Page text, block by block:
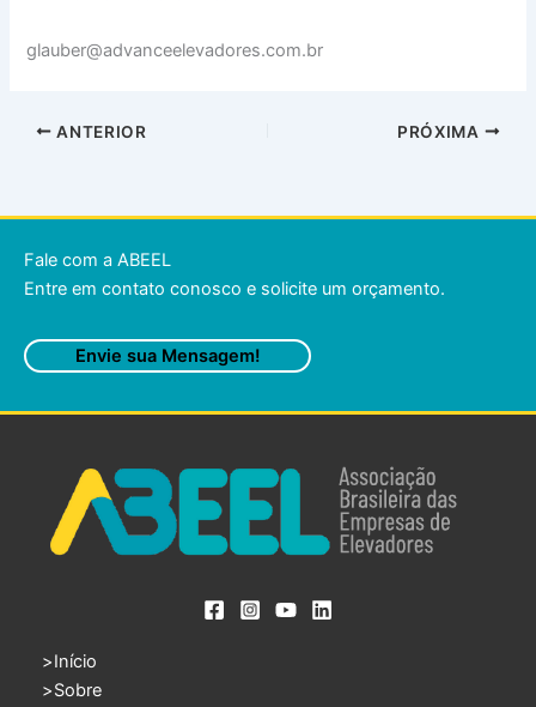
glauber@advanceelevadores.com.br
ANTERIOR PRÓXIMA
Fale com a ABEEL
Entre em contato conosco e solicite um orçamento.
Envie sua Mensagem!
Início
Sobre